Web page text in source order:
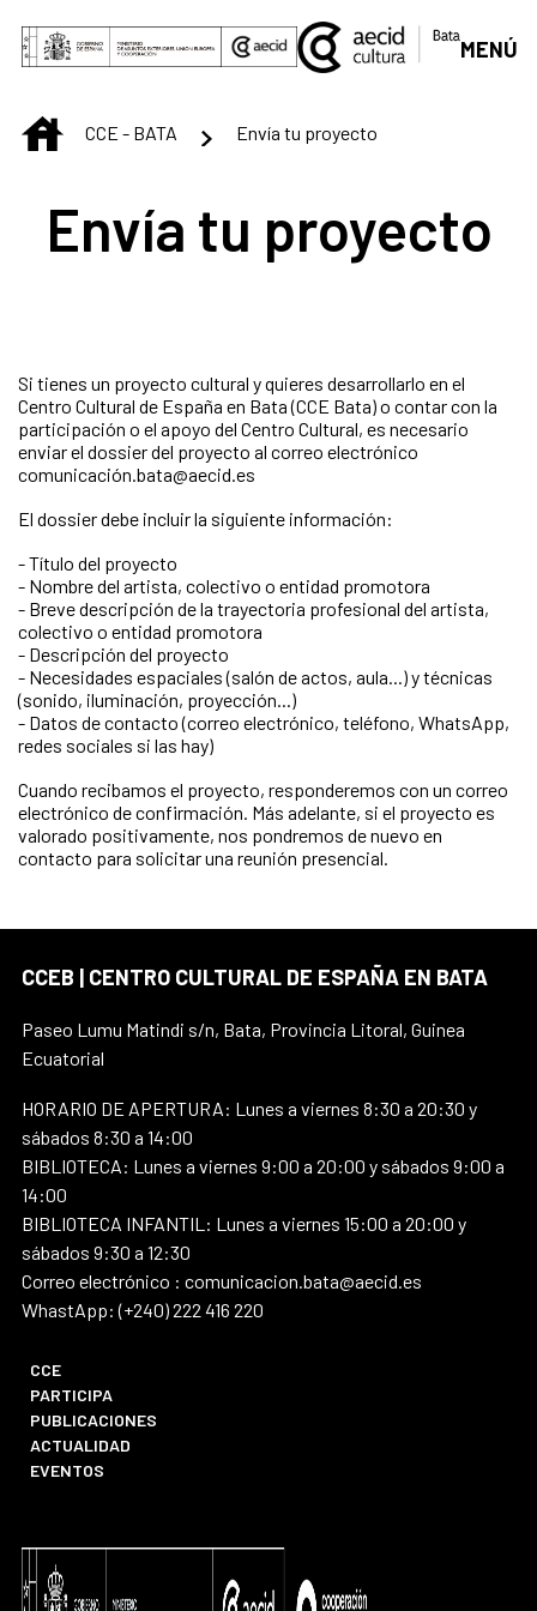
Skip to Main Content
MENÚ
INICIOCCE - BATA Envía tu proyecto
Envía tu proyecto
Si tienes un proyecto cultural y quieres desarrollarlo en el
Centro Cultural de España en Bata (CCE Bata) o contar con la
participación o el apoyo del Centro Cultural, es necesario
enviar el dossier del proyecto al correo electrónico
comunicación.bata@aecid.es
El dossier debe incluir la siguiente información:
- Título del proyecto
- Nombre del artista, colectivo o entidad promotora
- Breve descripción de la trayectoria profesional del artista,
colectivo o entidad promotora
- Descripción del proyecto
- Necesidades espaciales (salón de actos, aula...) y técnicas
(sonido, iluminación, proyección...)
- Datos de contacto (correo electrónico, teléfono, WhatsApp,
redes sociales si las hay)
Cuando recibamos el proyecto, responderemos con un correo
electrónico de confirmación. Más adelante, si el proyecto es
valorado positivamente, nos pondremos de nuevo en
contacto para solicitar una reunión presencial.
CCEB | CENTRO CULTURAL DE ESPAÑA EN BATA
Paseo Lumu Matindi s/n, Bata, Provincia Litoral, Guinea
Ecuatorial
HORARIO DE APERTURA: Lunes a viernes 8:30 a 20:30 y
sábados 8:30 a 14:00
BIBLIOTECA: Lunes a viernes 9:00 a 20:00 y sábados 9:00 a
14:00
BIBLIOTECA INFANTIL: Lunes a viernes 15:00 a 20:00 y
sábados 9:30 a 12:30
Correo electrónico : comunicacion.bata@aecid.es
WhastApp: (+240) 222 416 220
CCE
PARTICIPA
PUBLICACIONES
ACTUALIDAD
EVENTOS